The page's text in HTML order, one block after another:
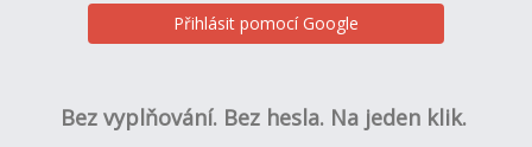
Přihlásit pomocí Google
Bez vyplňování. Bez hesla. Na jeden klik.